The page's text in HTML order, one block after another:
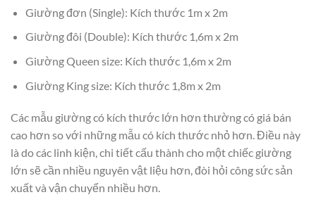
Giường đơn (Single): Kích thước 1m x 2m
Giường đôi (Double): Kích thước 1,6m x 2m
Giường Queen size: Kích thước 1,6m x 2m
Giường King size: Kích thước 1,8m x 2m
Các mẫu giường có kích thước lớn hơn thường có giá bán
cao hơn so với những mẫu có kích thước nhỏ hơn. Điều này
là do các linh kiện, chi tiết cấu thành cho một chiếc giường
lớn sẽ cần nhiều nguyên vật liệu hơn, đòi hỏi công sức sản
xuất và vận chuyển nhiều hơn.